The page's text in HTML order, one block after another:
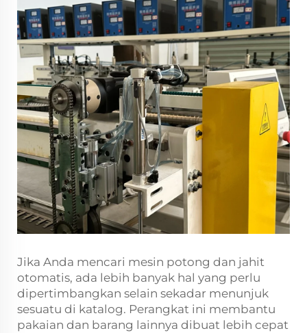
Jika Anda mencari mesin potong dan jahit
otomatis, ada lebih banyak hal yang perlu
dipertimbangkan selain sekadar menunjuk
sesuatu di katalog. Perangkat ini membantu
pakaian dan barang lainnya dibuat lebih cepat